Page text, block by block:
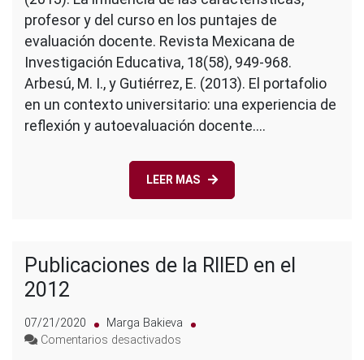
RIIED
el
2013
profesor y del curso en los puntajes de
evaluación docente. Revista Mexicana de
Investigación Educativa, 18(58), 949-968.
Arbesú, M. I., y Gutiérrez, E. (2013). El portafolio
en un contexto universitario: una experiencia de
reflexión y autoevaluación docente.…
LEER MAS
Publicaciones de la RIIED en el
2012
07/21/2020
Marga Bakieva
Comentarios desactivados